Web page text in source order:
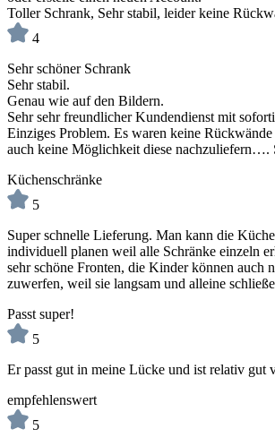
Toller Schrank, Sehr stabil, leider keine
4
Sehr schöner Schrank
Sehr stabil.
Genau wie auf den Bildern.
Sehr sehr freundlicher Kundendienst mit
Einziges Problem. Es waren keine
auch keine Möglichkeit diese nachzuliefern….
Küchenschränke
5
Super schnelle Lieferung. Man kann die
individuell planen weil alle Schränke einzeln
sehr schöne Fronten, die Kinder können auch
zuwerfen, weil sie langsam und alleine
Passt super!
5
Er passt gut in meine Lücke und ist relativ gut
empfehlenswert
5